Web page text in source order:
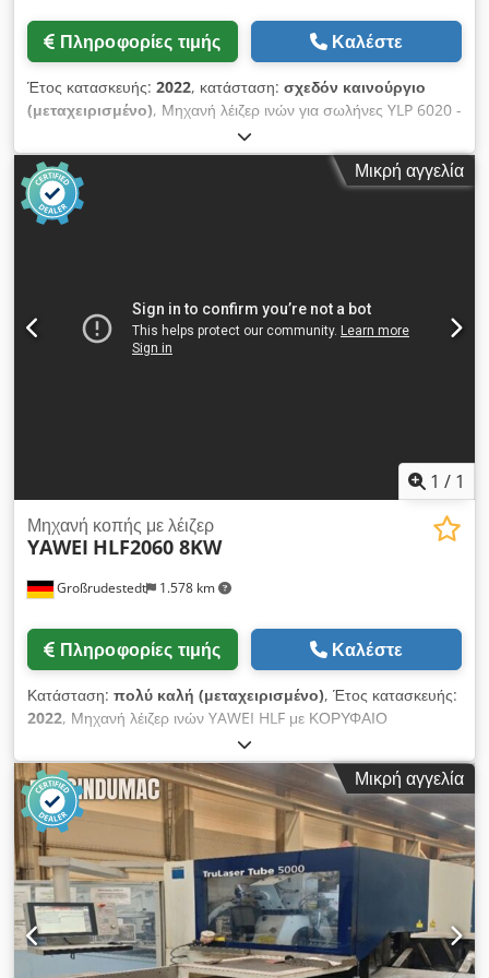
Πληροφορίες τιμής Καλέστε
Έτος κατασκευής: 2022, κατάσταση: σχεδόν καινούργιο
(μεταχειρισμένο), Μηχανή λέιζερ ινών για σωλήνες YLP 6020 -
ΕΠΙΣΤΡΕΦΕΙ ΑΠΟ ΑΠΟΚΑΤΑΣΤΑΣΗ- ΔΙΑΘΕΣΙΜΟ ΑΜΕΣΩΣ
εξοπλισμός υψηλής ποιότητας ισχύς λέιζερ: 3kW για σωλήνες
και προφίλ 6200mm μήκος × 20-200mm διάμετρος στρογγυλή
6200mm μήκος × 20mm-140mm τετράγωνο αυτόματη
φόρτωση 3000-6200 αυτόματη εκφόρτωση 0-4000mm
Donaldson περιλαμβάνεται: Εγγύηση Λογισμικό CAD CAM
Θέση σε λειτουργία Παράδοση εντός Γερμανίας Προσφερόμενη
κατάρτιση Chodpfx Ajht U D Denqsa Εξυπηρετούμε τα
Μικρή αγγελία
1 / 1
Großrudestedt 1.578 km
Μηχανή κοπής με λέιζερ
YAWEI HLF2060 8KW
Πληροφορίες τιμής Καλέστε
Κατάσταση: πολύ καλή (μεταχειρισμένο), Έτος κατασκευής:
2022, Μηχανή λέιζερ ινών YAWEI HLF με ΚΟΡΥΦΑΙΟ
εξοπλισμό - ΔΙΑΘΕΣΙΜΟ ΑΜΕΣΑ Ισχύς λέιζερ: 8 kW IPG
Διαστάσεις φύλλου: 6000 x 2000 mm αυτόματη αλλαξιέρα
Έλεγχος οθόνης αφής Siemens με LAN/USB μέτρηση
στρώσης λαμαρίνας Η Siemens οδηγεί Κεφαλή κοπής Precitec
Auto Focus Procutter με αυτόματη εστίαση Codpfx
Asvzqptonqeha Αντηχείο IPG YLS με 8kW Το μηχάνημα
περιλαμβάνει "τα πάντα". 1 έτος εγγύηση Λογισμικό CAD CAM
θέση σε λειτουργία Παράδοση εντός Γερμανίας και
Προσφέρεται εκπαίδευση χειριστή/λογισμικού. Παρέχουμε
ακόμη και επιτόπια υποστήριξη κατά την εκφόρτωση και την
παράδοση. Το μηχάνημα είναι μεταχειρισμένο και διαθέσιμο σε
Μικρή αγγελία